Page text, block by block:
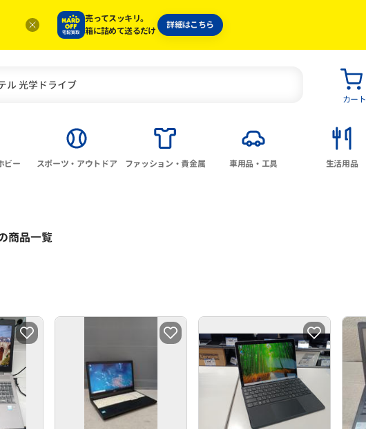
売ってスッキリ。
箱に詰めて送るだけ
詳細はこちら
カート
ビー スポーツ・アウトドア ファッション・貴金属 車用品・工具 生活用品
商品一覧